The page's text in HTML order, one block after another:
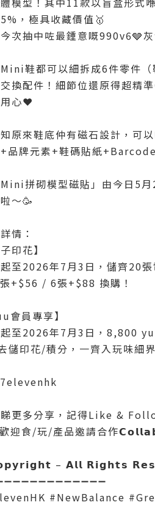
，極具收藏價值🥇
次抽中咗最鍾意嘅990v6🩶
鞋都可以細拆成6件零件
換配件！細節位還原得超精
心❤️
原來鞋底仲有磁石設計，可
品牌元素+鞋碼貼紙
拼砌模型磁貼」由今日5
～🥳
情：
印花】
至2026年7月3日，儲齊20
+$56 / 6張+$88 換購！
會員專享】
至2026年7月3日，8,800
儲印花/積分，一齊入玩味細
更多分享，記得Like &
迎食/玩/產品邀請合作
– 𝗔𝗹𝗹 𝗥𝗶𝗴𝗵𝘁𝘀
#NewBalance